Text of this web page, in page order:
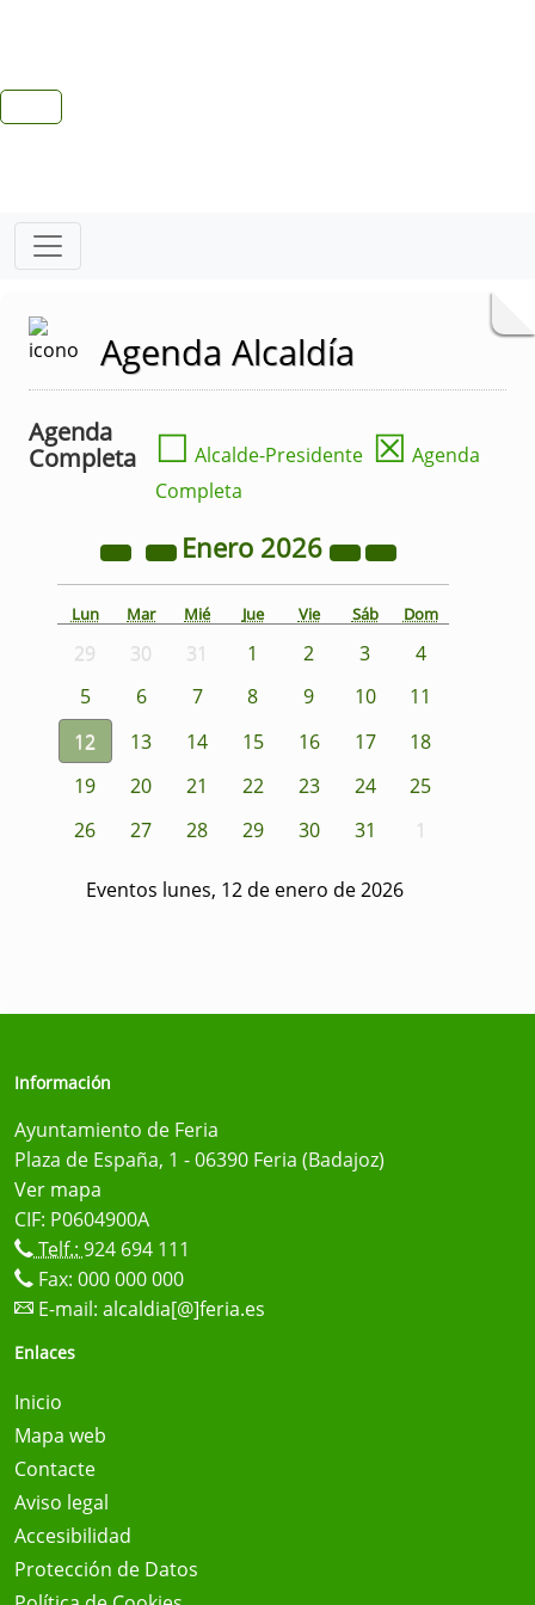
Agenda Alcaldía
Agenda
Completa
☐ Alcalde-Presidente ☒ Agenda
Completa
Enero 2026
Lun Mar Mié Jue Vie Sáb Dom
29 30 31 1 2 3
4
5
6 7 8 9 10
11
12
13 14 15 16 17
18
19
20 21 22 23 24
25
26
27 28 29 30 31 1
Eventos lunes, 12 de enero de 2026
Información
Ayuntamiento de Feria
Plaza de España, 1 - 06390 Feria (Badajoz)
Ver mapa
CIF: P0604900A
Telf.: 924 694 111
Fax: 000 000 000
E-mail: alcaldia[@]feria.es
Enlaces
Inicio
Mapa web
Contacte
Aviso legal
Accesibilidad
Protección de Datos